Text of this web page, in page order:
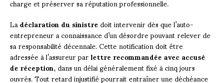
Ladéclaration du sinistredoit intervenir dès que l’auto-
entrepreneur a connaissance d’un désordre pouvant relever de
sa responsabilité décennale. Cette notification doit être
adressée à l’assureur parlettre recommandée avec accusé
de réception, dans un délai généralement fixé à cinq jours
ouvrés. Tout retard injustifié pourrait entraîner une déchéance